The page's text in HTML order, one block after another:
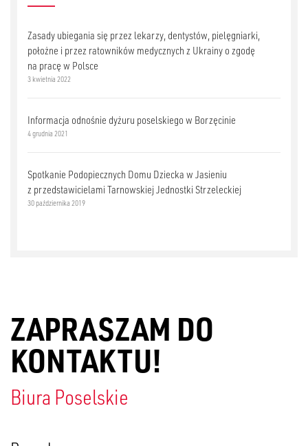
Zasady ubiegania się przez lekarzy, dentystów, pielęgniarki,
położne i przez ratowników medycznych z Ukrainy o zgodę
na pracę w Polsce
3 kwietnia 2022
Informacja odnośnie dyżuru poselskiego w Borzęcinie
4 grudnia 2021
Spotkanie Podopiecznych Domu Dziecka w Jasieniu
z przedstawicielami Tarnowskiej Jednostki Strzeleckiej
30 października 2019
ZAPRASZAM DO
KONTAKTU!
Biura Poselskie